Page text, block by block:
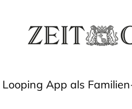
App als